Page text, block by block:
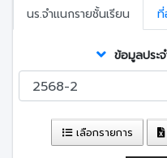
นร.จำแนกรายชั้นเรียน
ที่
ข้อมูลประ
เลือกรายการ